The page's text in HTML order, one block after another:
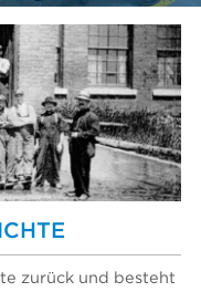
zurück und besteht